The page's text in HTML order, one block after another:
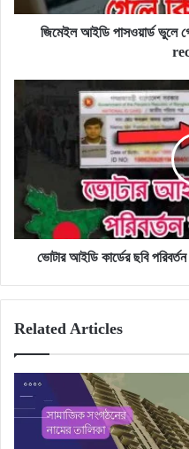
password
recoveryজিমেইল আইডি পাসওয়ার্ড
কার্ডের
করার
নিয়ম,
NID
Photo
Changeভোটার আইডি কার্ডের ছবি
Related Articles